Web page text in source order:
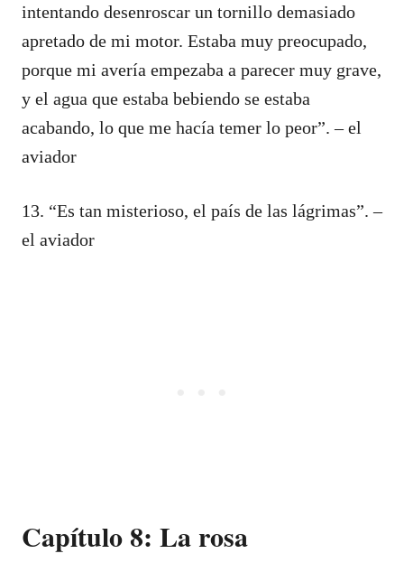
intentando desenroscar un tornillo demasiado
apretado de mi motor. Estaba muy preocupado,
porque mi avería empezaba a parecer muy grave,
y el agua que estaba bebiendo se estaba
acabando, lo que me hacía temer lo peor”. – el
aviador
13. “Es tan misterioso, el país de las lágrimas”. –
el aviador
Capítulo 8: La rosa